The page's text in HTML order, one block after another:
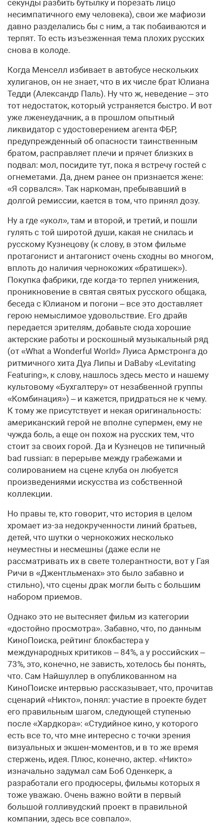
секунды разбить бутылку и порезать лицо
несимпатичного ему человека), свои же мафиози
давно разделались бы с ним, а так побаиваются и
терпят. То есть изъезженная тема плохих русских
снова в колоде.
Когда Менселл избивает в автобусе нескольких
хулиганов, он не знает, что в их числе брат Юлиана
Тедди (Александр Паль). Ну что ж, неведение – это
тот недостаток, который устраняется быстро. И вот
уже лженеудачник, а в прошлом опытный
ликвидатор с удостоверением агента ФБР,
предупрежденный об опасности таинственным
братом, расправляет плечи и прячет близких в
подвал: мол, посидите тут, пока я встречу гостей с
огнеметами. Да, днем ранее он признается жене:
«Я сорвался». Так наркоман, пребывавший в
долгой ремиссии, кается в том, что принял дозу.
Ну а где «укол», там и второй, и третий, и пошли
гулять с той широтой души, какая не снилась и
русскому Кузнецову (к слову, в этом фильме
протагонист и антагонист очень сходны во многом,
вплоть до наличия чернокожих «братишек»).
Покупка фабрики, где когда-то терпел унижения,
проникновение в святая святых русского общака,
беседа с Юлианом и погони – все это доставляет
герою немыслимое удовольствие. Его драйв
передается зрителям, добавьте сюда хорошие
актерские работы и роскошный музыкальный ряд
(от «What a Wonderful World» Луиса Армстронга до
ритмичного хита Дуа Липы и DaBaby «Levitating
Featuring», к слову, нашлось здесь место и нашему
культовому «Бухгалтеру» от незабвенной группы
«Комбинация») – и кажется, придраться не к чему.
К тому же присутствует и некая оригинальность:
американский герой не вполне супермен, ему не
чужда боль, а еще он похож на русских тем, что
стоит за своих горой. Да и Кузнецов не типичный
bad russian: в перерыве между грабежами и
солированием на сцене клуба он любуется
произведениями искусства из собственной
коллекции.
Но правы те, кто говорит, что история в целом
хромает из-за недокрученности линий братьев,
детей, что шутки о чернокожих несколько
неуместны и несмешны (даже если не
рассматривать их в свете толерантности, вот у Гая
Ричи в «Джентльменах» это было забавно и
стильно), что сцены драк могли быть с большим
набором приемов.
Однако это не вытесняет фильм из категории
«достойно просмотра». Забавно, что, по данным
КиноПоиска, рейтинг блокбастера у
международных критиков – 84%, а у российских –
73%, это, конечно, не зависть, хотелось бы понять,
что. Сам Найшуллер в опубликованном на
КиноПоиске интервью рассказывает, что, прочитав
сценарий «Никто», понял: участие в проекте будет
его правильным шагом, следующей ступенью
после «Хардкора»: «Студийное кино, у которого
есть все то, что мне интересно с точки зрения
визуальных и экшен-моментов, и в то же время
стержень, идея. Плюс, конечно, актер. «Никто»
изначально задумал сам Боб Оденкерк, а
разработали его продюсеры, фильмы которых я
тоже уважаю. Очень важно войти в первый
большой голливудский проект в правильной
компании, здесь все совпало».